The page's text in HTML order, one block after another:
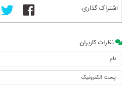
اشتراک گذاری
نظرات کاربران